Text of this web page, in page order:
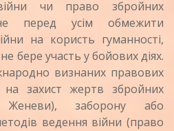
чи право збройних
перед усім обмежити
на користь гуманності,
бере участь у бойових діях.
визнаних правових
на захист жертв збройних
Женеви), заборону або
ведення війни (право